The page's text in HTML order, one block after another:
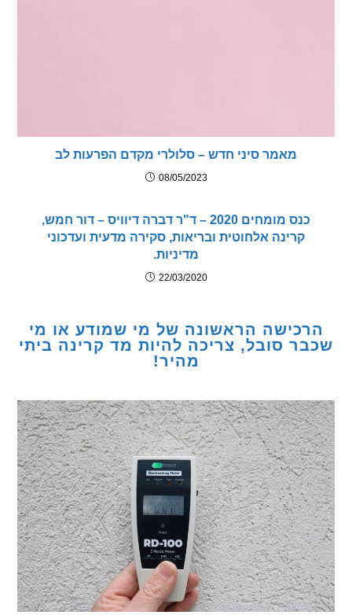
מאמר סיני חדש – סלולרי מקדם הפרעות לב
08/05/2023
כנס מומחים 2020 – ד"ר דברה דיוויס – דור חמש,
קרינה אלחוטית ובריאות, סקירה מדעית ועדכוני
מדיניות.
22/03/2020
הראשונה של מי שמודע או מי
סובל, צריכה להיות מד קרינה ביתי
מהיר!